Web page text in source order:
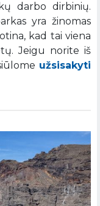
darbo dirbinių.
yra žinomas
kad tai viena
Jeigu norite iš
užsisakyti